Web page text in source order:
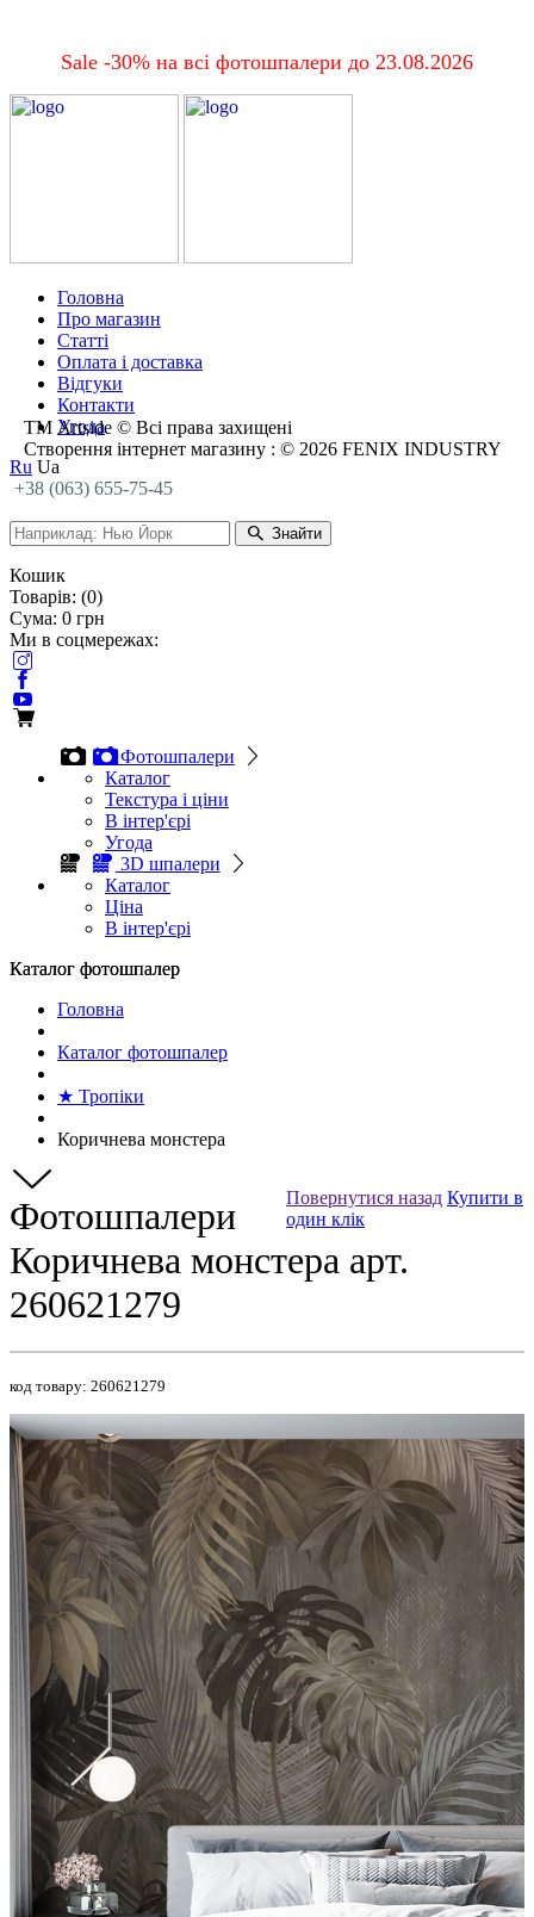
Sale -30% на всі фотошпалери до 23.08.2026
Головна
Про магазин
Статті
Оплата і доставка
Відгуки
Контакти
Угода
Ru Ua
+38 (063) 655-75-45
Знайти
Кошик
Товарів: (0)
Сума: 0 грн
Ми в соцмережах:
Фотошпалери
Каталог
Текстура і ціни
В інтер'єрі
Угода
3D шпалери
Каталог
Ціна
В інтер'єрі
Каталог фотошпалер
Каталог фотошпалер
Головна
Каталог фотошпалер
★ Тропіки
Коричнева монстера
Повернутися назад Купити в
один клік
Фотошпалери
Коричнева монстера арт.
260621279
код товару: 260621279
ТМ Artside © Всі права захищені
Створення інтернет магазину : © 2026 FENIX INDUSTRY